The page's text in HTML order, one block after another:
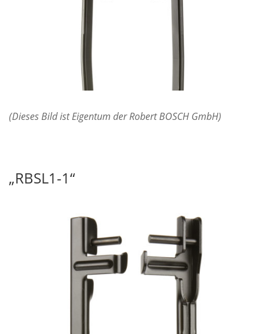
(Dieses Bild ist Eigentum der Robert BOSCH GmbH)
„RBSL1-1“